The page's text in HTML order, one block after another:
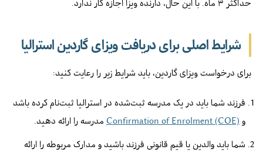
حداکثر ۳ ماه. با این حال، دارنده ویزا اجازه کار ندارد.
شرایط اصلی برای دریافت ویزای گاردین استرالیا
برای درخواست ویزای گاردین، باید شرایط زیر را رعایت کنید:
فرزند شما باید در یک مدرسه ثبت‌شده در استرالیا ثبت‌نام کرده باشد
و Confirmation of Enrolment (COE) مدرسه را ارائه دهید.
شما باید والدین یا قیم قانونی فرزند باشید و مدارک مربوطه را ارائه